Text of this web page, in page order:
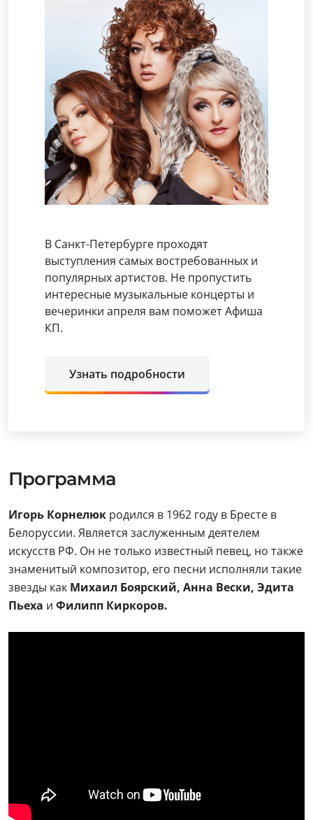
В Санкт-Петербурге проходят
выступления самых востребованных и
популярных артистов. Не пропустить
интересные музыкальные концерты и
вечеринки апреля вам поможет Афиша
КП.
Узнать подробности
Программа
Игорь Корнелюк родился в 1962 году в Бресте в
Белоруссии. Является заслуженным деятелем
искусств РФ. Он не только известный певец, но также
знаменитый композитор, его песни исполняли такие
звезды как Михаил Боярский, Анна Вески, Эдита
Пьеха и Филипп Киркоров.